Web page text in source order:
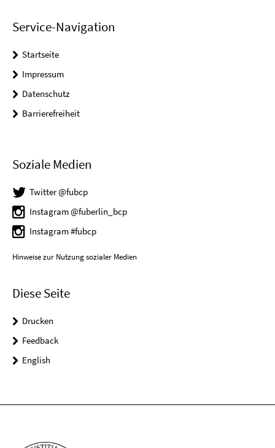
Service-Navigation
Startseite
Impressum
Datenschutz
Barrierefreiheit
Soziale Medien
Twitter @fubcp
Instagram @fuberlin_bcp
Instagram #fubcp
Hinweise zur Nutzung sozialer Medien
Diese Seite
Drucken
Feedback
English